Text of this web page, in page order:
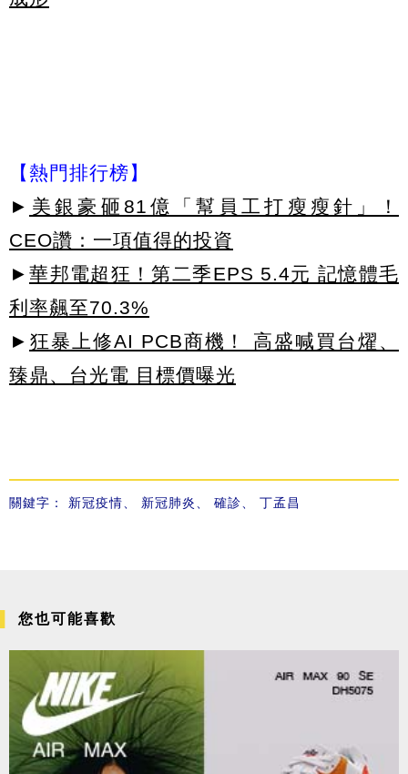
【熱門排行榜】
► 美銀豪砸81億「幫員工打瘦瘦針」！
CEO讚：一項值得的投資
► 華邦電超狂！第二季EPS 5.4元 記憶體毛
利率飆至70.3%
► 狂暴上修AI PCB商機！ 高盛喊買台燿、
臻鼎、台光電 目標價曝光
關鍵字： 新冠疫情 新冠肺炎 確診 丁孟昌
您也可能喜歡